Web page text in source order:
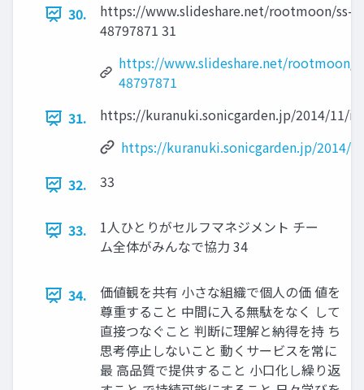
30.
https://www.slideshare.net/rootmoon/ss-
48797871 31
https://www.slideshare.net/rootmoon/
48797871
31.
https://kuranuki.sonicgarden.jp/2014/11/
https://kuranuki.sonicgarden.jp/2014/
32.
33
33.
1人ひとりがセルフマネジメント チー
ム全体がみんなで協力 34
34.
価値観を共有 小さな組織で個人の価 値を
尊重すること 中間に入る無駄をなく して
直接つなぐこと 判断に理解と納得を持 ち
思考停止しないこと 動くサービスを常に
最 高品質で提供すること 小口化し繰り返